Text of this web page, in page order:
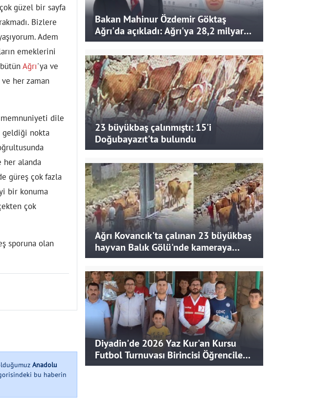
güzel bir sayfa
Bizlere
Adem
emeklerini
Ağrı'ya ve
her zaman
dile
geldiği nokta
her alanda
güreş çok fazla
bir konuma
çok
sporuna olan
Anadolu
bu haberin
Bakan Mahinur Özdemir Göktaş
Ağrı'da açıkladı: Ağrı'ya 28,2 milyar
liralık yatırım ve destek sağlandı
23 büyükbaş çalınmıştı: 15'i
Doğubayazıt'ta bulundu
Ağrı Kovancık'ta çalınan 23 büyükbaş
hayvan Balık Gölü'nde kameraya
takıldı
Diyadin'de 2026 Yaz Kur'an Kursu
Futbol Turnuvası Birincisi Öğrencilere
Hediye